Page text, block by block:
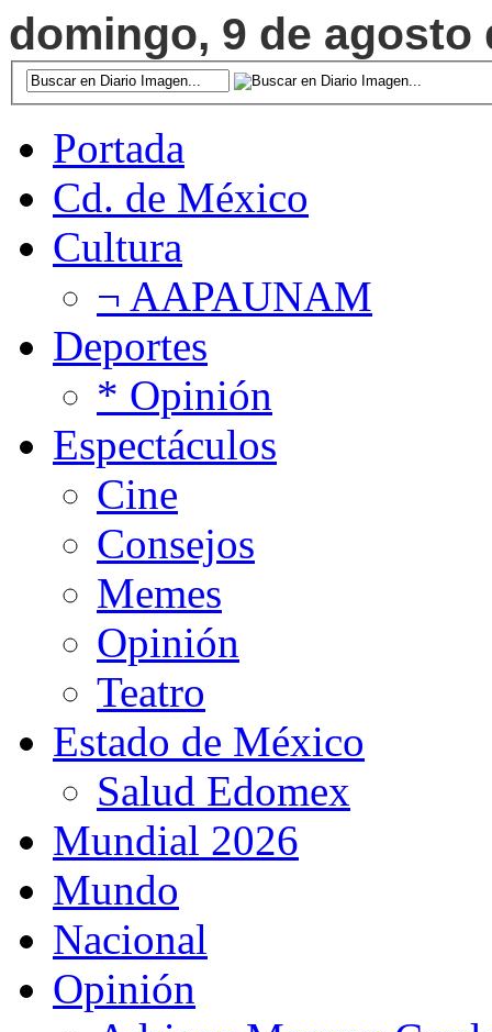
domingo, 9 de agosto
Portada
Cd. de México
Cultura
¬ AAPAUNAM
Deportes
* Opinión
Espectáculos
Cine
Consejos
Memes
Opinión
Teatro
Estado de México
Salud Edomex
Mundial 2026
Mundo
Nacional
Opinión